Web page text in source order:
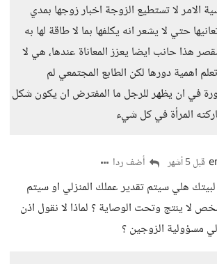
الامر لا تستطيع الزوجة اخبار زوجها بمدي
حتي لا يشعر انه يكلفها بما لا طاقة لها به
هذا حانب ايضا يعزز المعاناة عندها، هي لا
اهمية دورها لكن الطابع المجتمعي لم
في ان يظهر للرجل ما المفترض ان يكون شكل
المرأة في كل شيء
قبل 5 أشهر أضف ردا
هلي سيتم تقدير عملك المنزلي او سيتم
لا ينتج وتحت الوصاية ؟ لماذا لا نقول اذن
مسؤولية الزوجين ؟